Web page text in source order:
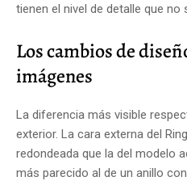
tienen el nivel de detalle que no
Los cambios de
imágenes
La diferencia más visible
exterior. La cara externa del
redondeada que la del modelo
más parecido al de un anillo